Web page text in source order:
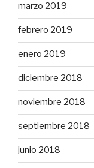
marzo 2019
febrero 2019
enero 2019
diciembre 2018
noviembre 2018
septiembre 2018
junio 2018